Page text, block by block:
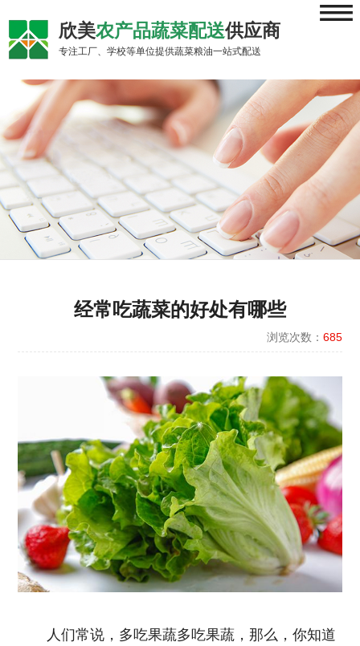
欣美农产品蔬菜配送供应商
专注工厂、学校等单位提供蔬菜粮油一站式配送
≡
经常吃蔬菜的好处有哪些
浏览次数： 685
人们常说，多吃果蔬多吃果蔬，那么，你知道